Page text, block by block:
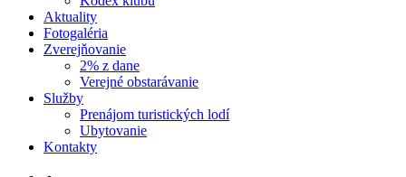
Aktuality
Fotogaléria
Zverejňovanie
2% z dane
Verejné obstarávanie
Služby
Prenájom turistických lodí
Ubytovanie
Kontakty